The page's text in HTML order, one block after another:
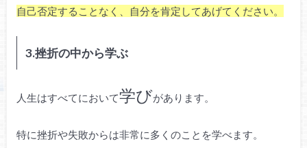
自己否定することなく、自分を肯定してあげてください。
3.挫折の中から学ぶ
人生はすべてにおいて学びがあります。
特に挫折や失敗からは非常に多くのことを学べます。